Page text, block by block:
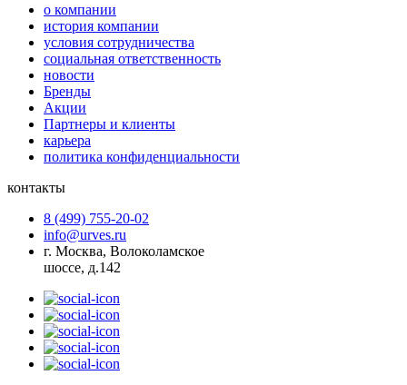
о компании
история компании
условия сотрудничества
социальная ответственность
новости
Бренды
Акции
Партнеры и клиенты
карьера
политика конфиденциальности
контакты
8 (499) 755-20-02
info@urves.ru
г. Москва, Волоколамское
шоссе, д.142